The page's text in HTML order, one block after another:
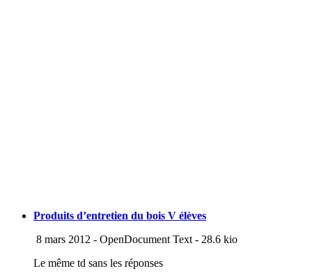
Produits d’entretien du bois V élèves
8 mars 2012 - OpenDocument Text - 28.6 kio
Le même td sans les réponses